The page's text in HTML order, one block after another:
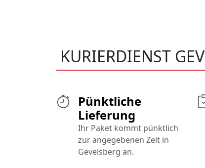
KURIERDIENST
Pünktliche
Lieferung
Ihr Paket kommt pünktlich
zur angegebenen Zeit in
Gevelsberg an.